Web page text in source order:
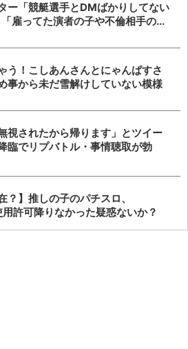
ー「競艇選手とDMばかりしてない
雇ってた演者の子や不倫相手の...
う！こしあんさんとにゃんぱすさ
事から未だ雪解けしていない模様
視されたから帰ります」とツイー
臨でリプバトル・事情聴取が勃
？】推しの子のパチスロ、
許可降りなかった疑惑ないか？